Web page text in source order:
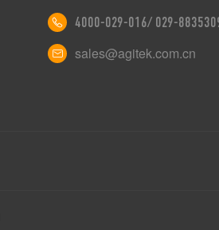
4000-029-016/ 029-
sales@agitek.com.cn